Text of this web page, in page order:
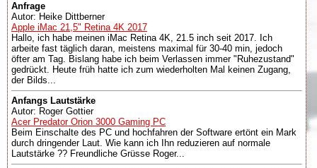
Anfrage
Autor: Heike Dittberner
Apple iMac 21,5" Retina 4K 2017
Hallo, ich habe meinen iMac Retina 4K, 21.5 inch seit 2017. Ich
arbeite fast täglich daran, meistens maximal für 30-40 min, jedoch
öfter am Tag. Bislang habe ich beim Verlassen immer "Ruhezustand"
gedrückt. Heute früh hatte ich zum wiederholten Mal keinen Zugang,
der Bilds...
Anfangs Lautstärke
Autor: Roger Gottier
Acer Predator Orion 3000 Gaming PC
Beim Einschalte des PC und hochfahren der Software ertönt ein Mark
durch dringender Laut. Wie kann ich Ihn reduzieren auf normale
Lautstärke ?? Freundliche Grüsse Roger...